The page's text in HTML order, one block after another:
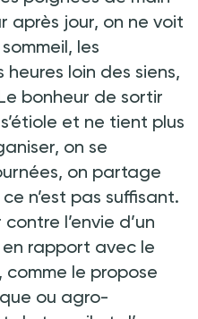
après jour, on ne voit
les
loin des siens,
bonheur de sortir
et ne tient plus
on se
on partage
n’est pas suffisant.
l’envie d’un
en rapport avec le
le propose
ou agro-